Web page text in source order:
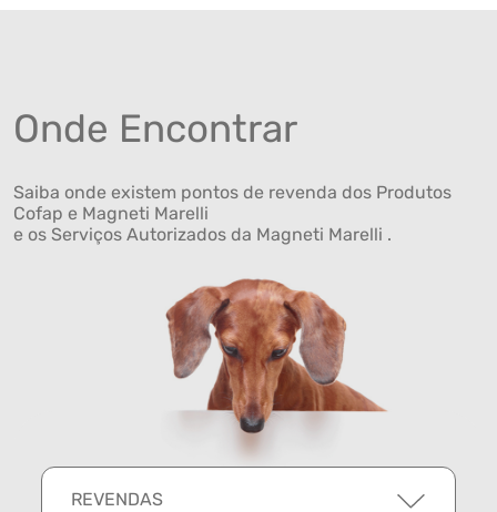
Onde Encontrar
Saiba onde existem pontos de revenda dos Produtos
Cofap e Magneti Marelli
e os Serviços Autorizados da Magneti Marelli .
REVENDAS